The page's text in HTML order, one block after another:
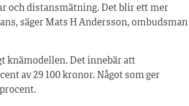
och distansmätning. Det blir ett mer
säger Mats H Andersson, ombudsman
knämodellen. Det innebär att
av 29 100 kronor. Något som ger